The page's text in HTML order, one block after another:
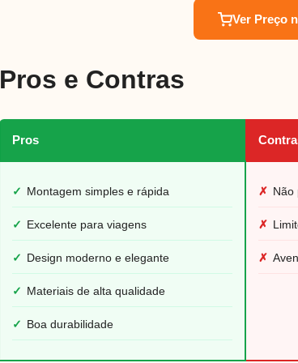
Ver Preço
Pros e Contras
Pros
✓ Montagem simples e rápida
✓ Excelente para viagens
✓ Design moderno e elegante
✓ Materiais de alta qualidade
✓ Boa durabilidade
✗ Não
✗
✗